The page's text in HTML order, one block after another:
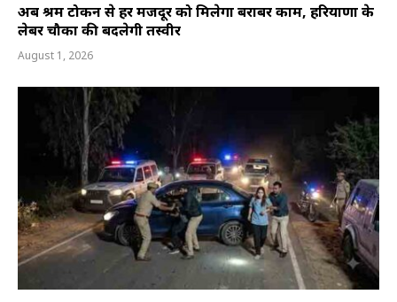
अब श्रम टोकन से हर मजदूर को मिलेगा बराबर काम, हरियाणा के
लेबर चौकों की बदलेगी तस्वीर
August 1, 2026